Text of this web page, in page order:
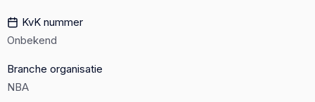
KvK nummer
Onbekend
Branche organisatie
NBA